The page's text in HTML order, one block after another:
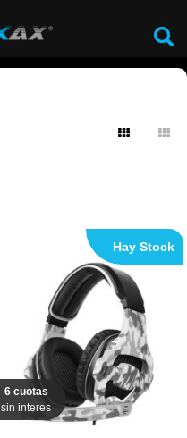
6 cuotas
sin interes
Hay Stock